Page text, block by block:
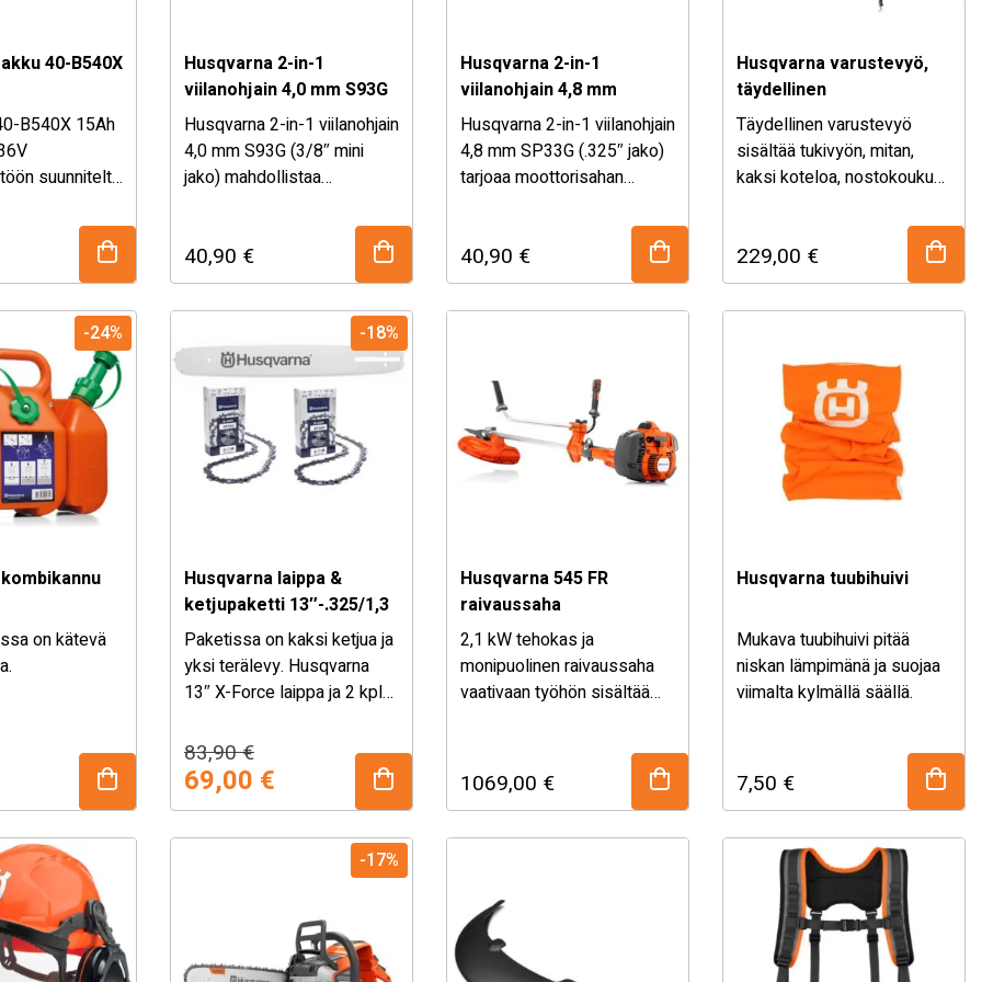
40-B540X
B540X 15Ah
suunniteltu
käyttöajan ja
vaativiin
ansiosta se
työajan,
ja luotettavan
kaikissa
Husqvarna 2-in-1
viilanohjain 4,0 mm S93G
Husqvarna 2-in-1 viilanohjain
4,0 mm S93G (3/8″ mini
jako) mahdollistaa
tarkan ja nopean teroituksen
yhdellä työkalulla.
Samanaikainen
leikkuureunojen ja
säästää aikaa ja varmistaa
tasaisen leikkuutuloksen.
40,90 €
Husqvarna 2-in-1
viilanohjain 4,8 mm
SP33G
Husqvarna 2-in-1 viilanohjain
4,8 mm SP33G (.325″ jako)
tarjoaa moottorisahan
työkalulla. Samanaikainen
leikkuureunojen ja
puruhampaiden viilaaminen
40,90 €
Husqvarna varustevyö,
täydellinen
Täydellinen varustevyö
sisältää tukivyön, mitan,
kaksi koteloa, nostokoukun
229,00 €
-24%
on kätevä
-18%
Husqvarna laippa &
ketjupaketti 13″-.325/1,3
X-Cut
Paketissa on kaksi ketjua ja
yksi terälevy. Husqvarna
13″ X-Force laippa ja 2 kpl
325/1,3mm/56 lenkkiä.
83,90€
Alkuperäinen
hinta
oli:
69,00 €
Nykyinen
hinta
on:
Husqvarna 545 FR
raivaussaha
2,1 kW tehokas ja
monipuolinen raivaussaha
vaativaan työhön sisältää
valjaat.
1069,00 €
Husqvarna tuubihuivi
Mukava tuubihuivi pitää
niskan lämpimänä ja suojaa
viimalta kylmällä säällä.
7,50 €
-17%